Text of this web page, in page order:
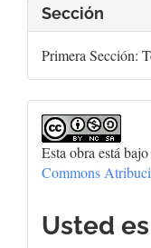
Sección
Primera Sección:
Esta obra está
Commons
Usted